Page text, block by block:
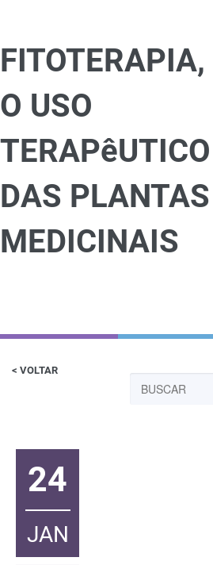
FITOTERAPIA,
O USO
TERAPêUTICO
DAS PLANTAS
MEDICINAIS
< VOLTAR
24
JAN